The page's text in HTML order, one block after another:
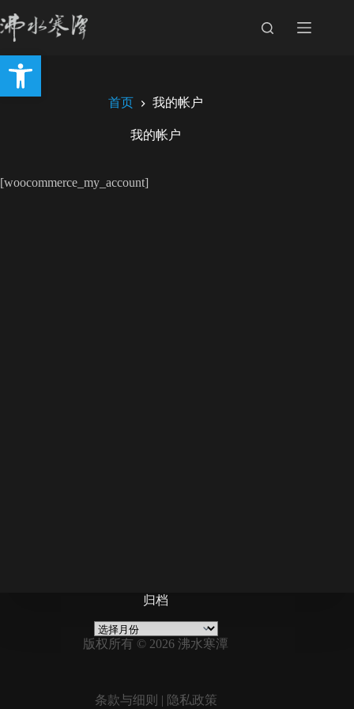
打开工具栏
至
容
首页 我的帐户
我的帐户
[woocommerce_my_account]
归档
归
档
版权所有 © 2026 沸水寒潭
条款与细则 | 隐私政策